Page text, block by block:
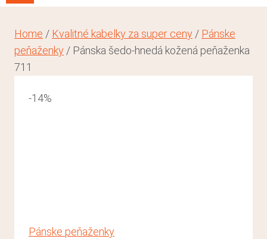
Home / Kvalitné kabelky za super ceny / Pánske
peňaženky / Pánska šedo-hnedá kožená peňaženka
711
-14%
Pánske peňaženky